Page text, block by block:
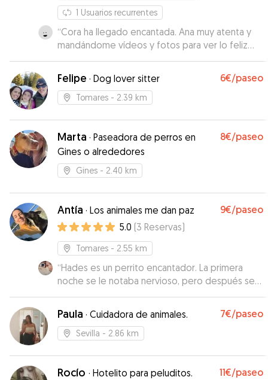
1 Usuarios recurrentes
“Cora ha llegado encantada. Ana muy atenta y
mandándome vídeos y fotos para ver lo feliz
que estaba Cora. Repetiremos!!”
Felipe · Dog lover sitter 6€/paseo
Tomares - 2.39 km
Marta · Paseadora de perros en
Gines o alrededores
8€/paseo
Gines - 2.40 km
Antía · Los animales me dan paz 9€/paseo
5.0 (3 Reservas)
Tomares - 2.55 km
“Hades es un perrito encantador. La primera
noche se le notaba nervioso, pero después se
portó super bien y estuvo más calmado. Se lo ha
pasado genial 😃
Paula · Cuidadora de animales. 7€/paseo
Sevilla - 2.86 km
Rocío · Hotelito para peluditos. 11€/paseo